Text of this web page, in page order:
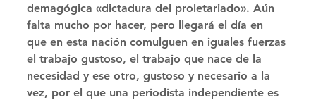
demagógica «dictadura del proletariado». Aún
falta mucho por hacer, pero llegará el día en
que en esta nación comulguen en iguales fuerzas
el trabajo gustoso, el trabajo que nace de la
necesidad y ese otro, gustoso y necesario a la
vez, por el que una periodista independiente es